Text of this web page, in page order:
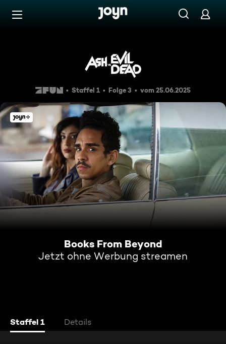
Zum Inhalt springen
Books From Beyond
Staffel 1 Folge 3 vom 25.06.2025
Books From Beyond
Jetzt ohne Werbung streamen
Staffel 1 Details